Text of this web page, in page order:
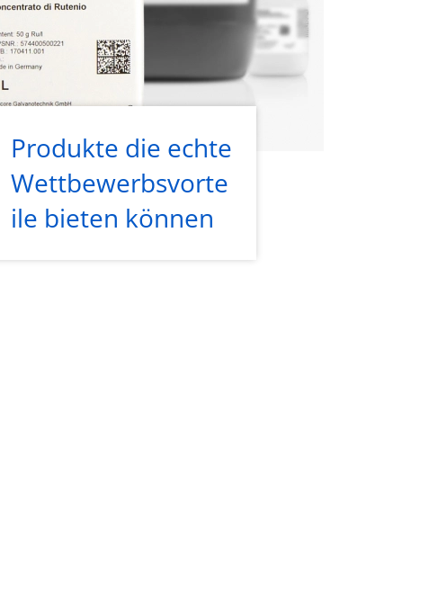
Produkte die echte
Wettbewerbsvorte
ile bieten können